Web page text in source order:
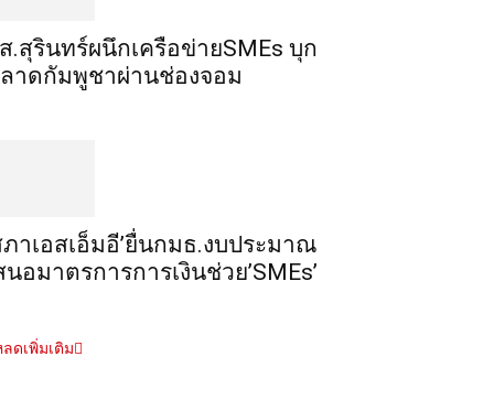
.สุรินทร์ผนึกเครือข่ายSMEs บุก
าดกัมพูชาผ่านช่องจอม
ภาเอสเอ็มอี’ยื่นกมธ.งบประมาณ
นอมาตรการการเงินช่วย’SMEs’
ดเพิ่มเติม